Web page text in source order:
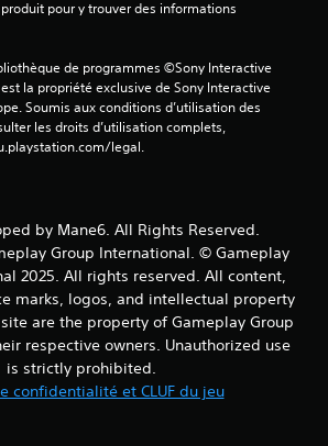
de programmes ©Sony Interactive
la propriété exclusive de Sony Interactive
Soumis aux conditions d’utilisation des
les droits d’utilisation complets,
legal.
by Mane6. All Rights Reserved.
Group International. © Gameplay
2025. All rights reserved. All content,
marks, logos, and intellectual property
are the property of Gameplay Group
respective owners. Unauthorized use
is strictly prohibited.
confidentialité et CLUF du jeu